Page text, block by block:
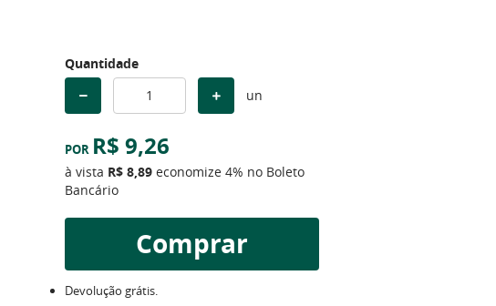
Quantidade
un
POR R$ 9,26
à vista R$ 8,89 economize4% no Boleto
Bancário
Comprar
Devolução grátis.